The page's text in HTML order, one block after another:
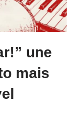
une
mais